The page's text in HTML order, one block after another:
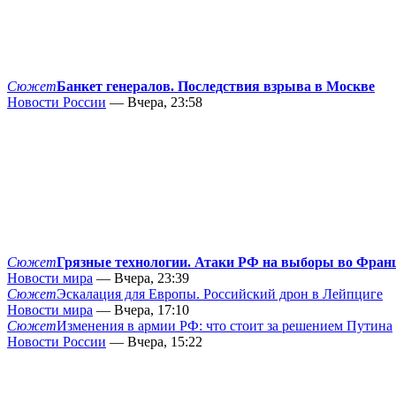
СюжетБанкет генералов. Последствия взрыва в Москве
Новости России — Вчера, 23:58
СюжетГрязные технологии. Атаки РФ на выборы во
Новости мира — Вчера, 23:39
СюжетЭскалация для Европы. Российский дрон в Лейпциге
Новости мира — Вчера, 17:10
СюжетИзменения в армии РФ: что стоит за решением Путина
Новости России — Вчера, 15:22